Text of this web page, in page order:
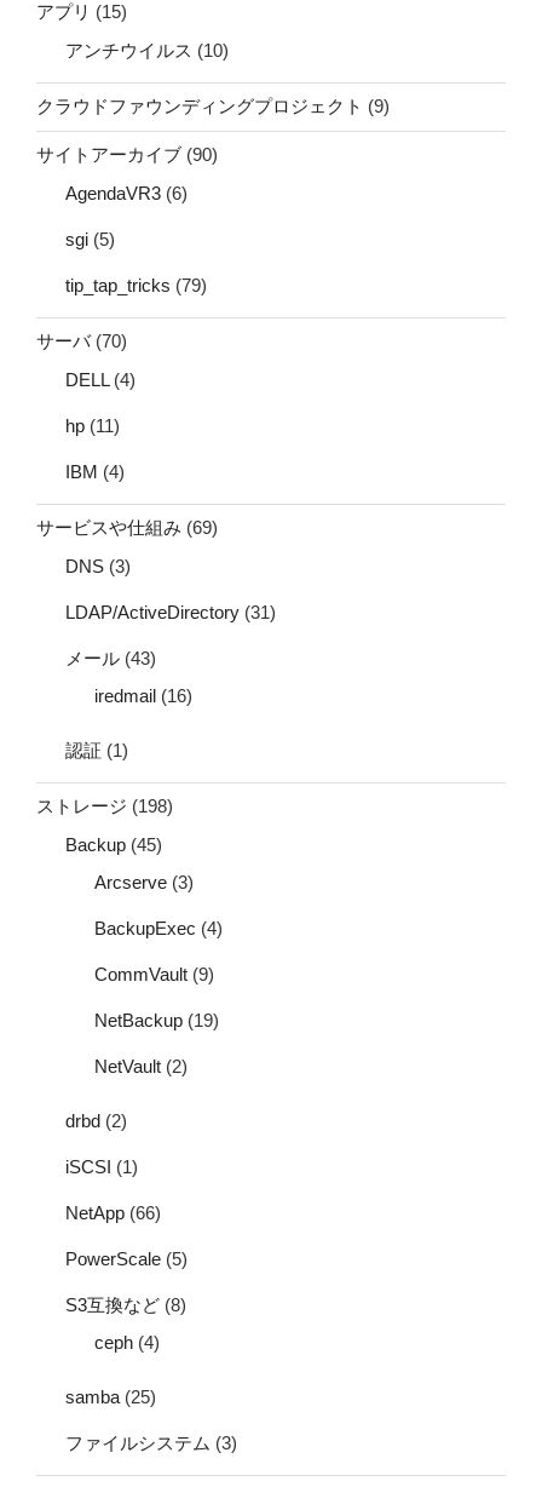
アプリ (15)
アンチウイルス (10)
クラウドファウンディングプロジェクト (9)
サイトアーカイブ (90)
AgendaVR3 (6)
sgi (5)
tip_tap_tricks (79)
サーバ(70)
DELL(4)
hp (11)
IBM (4)
サービスや仕組み (69)
DNS (3)
LDAP/ActiveDirectory (31)
メール (43)
iredmail (16)
認証 (1)
ストレージ (198)
Backup (45)
Arcserve (3)
BackupExec (4)
CommVault (9)
NetBackup (19)
NetVault (2)
drbd (2)
iSCSI (1)
NetApp (66)
PowerScale (5)
S3互換など (8)
ceph (4)
samba (25)
ファイルシステム (3)